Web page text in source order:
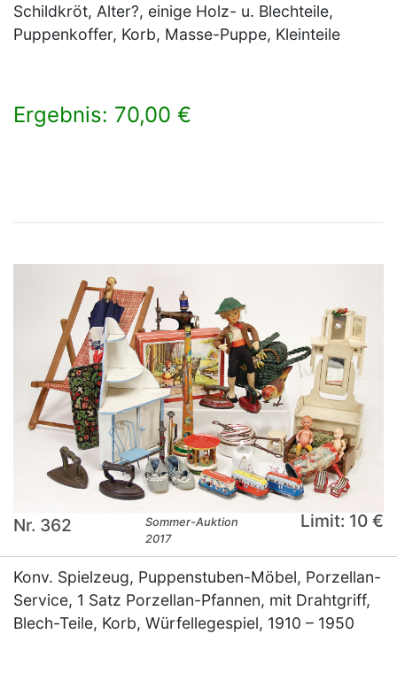
Schildkröt, Alter?, einige Holz- u. Blechteile,
Puppenkoffer, Korb, Masse-Puppe, Kleinteile
Ergebnis: 70,00 €
Nr. 362
Sommer-Auktion
2017
Limit: 10 €
Konv. Spielzeug, Puppenstuben-Möbel, Porzellan-
Service, 1 Satz Porzellan-Pfannen, mit Drahtgriff,
Blech-Teile, Korb, Würfellegespiel, 1910 – 1950